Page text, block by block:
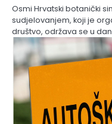
Osmi Hrvatski botanički
sudjelovanjem, koji je
društvo, održava se u